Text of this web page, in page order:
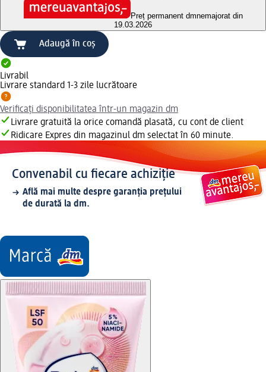
Preț permanent dmnemajorat din
19.03.2026
Adaugă în coș
Livrabil
Livrare standard 1-3 zile lucrătoare
Verificați disponibilitatea într-un magazin dm
Livrare gratuită la orice comandă plasată, cu cont de client
Ridicare Expres din magazinul dm selectat în 60 minute.
Convenabil cu fiecare achiziție
Află mai multe despre garanția prețului
de durată la dm.